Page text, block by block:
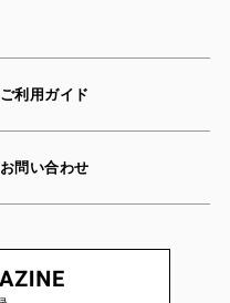
ご利用ガイド
お問い合わせ